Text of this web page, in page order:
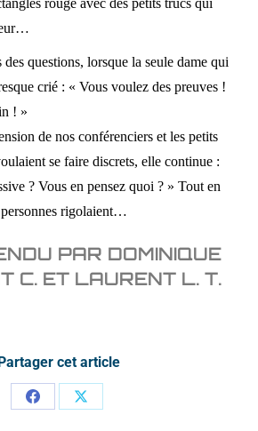
rouge avec des petits trucs qui
questions, lorsque la seule dame qui
crié : « Vous voulez des preuves !
! »
de nos conférenciers et les petits
se faire discrets, elle continue :
? Vous en pensez quoi ? » Tout en
personnes rigolaient…
PAR DOMINIQUE
C. ET LAURENT L. T.
Partager cet article